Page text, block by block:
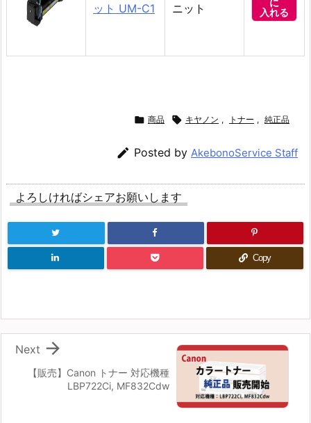
ット UM-C1 ニット
に
入れる
 商品  キヤノン , トナー , 純正品
 Posted by AkebonoService Staff
よろしければシェアお願いします
Copy
【販売】Canon トナー 対応機種
LBP722Ci, MF832Cdw

Next